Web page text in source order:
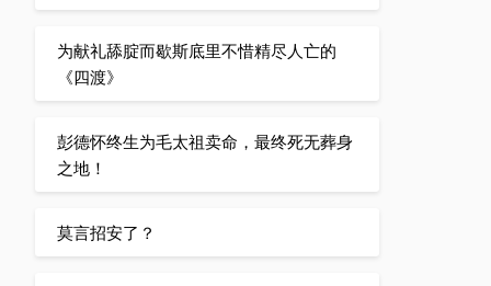
为献礼舔腚而歇斯底里不惜精尽人亡的
《四渡》
彭德怀终生为毛太祖卖命，最终死无葬身
之地！
莫言招安了？